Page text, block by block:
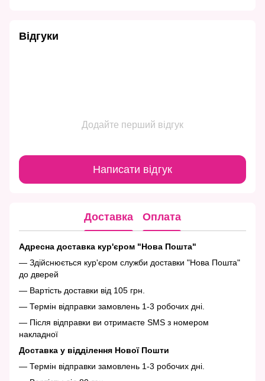
Відгуки
Додайте перший відгук
Написати відгук
Доставка Оплата
Адресна доставка кур'єром "Нова Пошта"
— Здійснюється кур'єром служби доставки "Нова Пошта"
до дверей
— Вартість доставки від 105 грн.
— Термін відправки замовлень 1-3 робочих дні.
— Після відправки ви отримаєте SMS з номером
накладної
Доставка у відділення Нової Пошти
— Термін відправки замовлень 1-3 робочих дні.